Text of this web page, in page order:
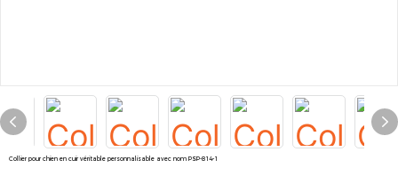
Collier pour chien en cuir véritable personnalisable avec nom PSP-814-1